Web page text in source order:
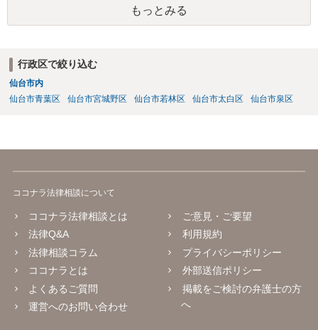
もっとみる
行政区で絞り込む
仙台市内
仙台市青葉区
仙台市宮城野区 仙台市若林区 仙台市太白区 仙台市泉区
ココナラ法律相談について
ココナラ法律相談とは
法律Q&A
法律相談コラム
ココナラとは
よくあるご質問
運営へのお問い合わせ
ご意見・ご要望
利用規約
プライバシーポリシー
外部送信ポリシー
掲載をご検討の弁護士の方
へ